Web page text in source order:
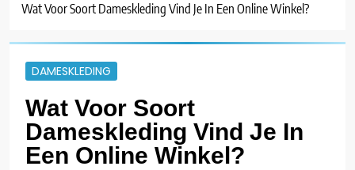
Wat Voor Soort Dameskleding Vind Je In Een Online Winkel?
DAMESKLEDING
Wat Voor Soort
Dameskleding Vind Je In
Een Online Winkel?